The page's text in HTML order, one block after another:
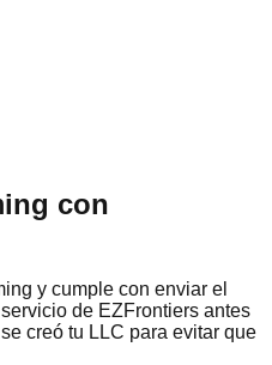
con
y cumple con enviar el
de EZFrontiers antes
creó tu LLC para evitar que